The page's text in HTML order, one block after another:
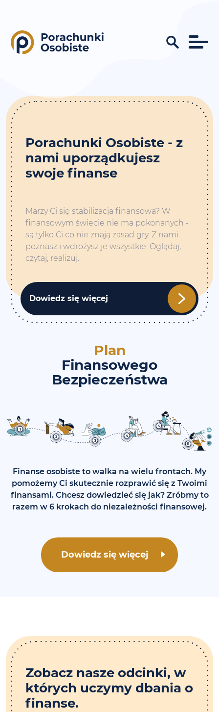
Porachunki Osobiste - z
nami uporządkujesz
swoje finanse
Marzy Ci się stabilizacja finansowa? W
finansowym świecie nie ma pokonanych -
są tylko Ci co nie znają zasad gry. Z nami
poznasz i wdrożysz je wszystkie. Oglądaj,
czytaj, realizuj.
Dowiedz się więcej
Plan
Finansowego
Bezpieczeństwa
1
2
3
4
5
6
Finanse osobiste to walka na wielu frontach. My
pomożemy Ci skutecznie rozprawić się z Twoimi
finansami. Chcesz dowiedzieć się jak? Zróbmy to
razem w 6 krokach do niezależności finansowej.
Dowiedz się więcej
Zobacz nasze odcinki, w
których uczymy dbania o
finanse.